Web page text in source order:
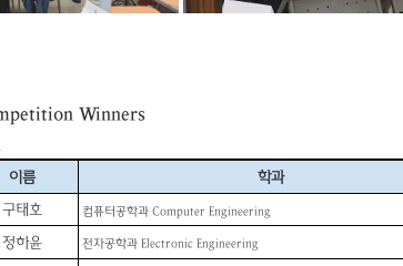
Winners
이름 학과
구태호 컴퓨터공학과 Computer Engineering
정하윤 전자공학과 Electronic Engineering